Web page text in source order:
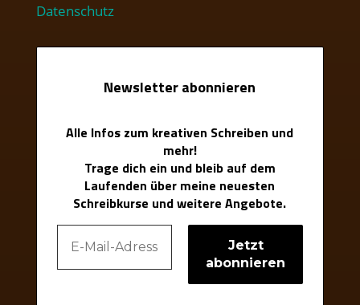
Datenschutz
Newsletter abonnieren
Alle Infos zum kreativen Schreiben und
mehr!
Trage dich ein und bleib auf dem
Laufenden über meine neuesten
Schreibkurse und weitere Angebote.